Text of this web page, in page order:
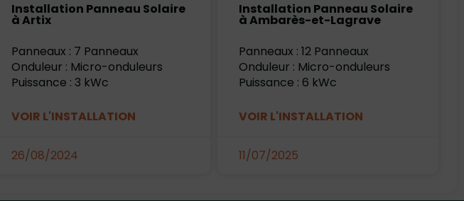
Installation Panneau Solaire
à Artix
Panneaux : 7 Panneaux
Onduleur : Micro-onduleurs
Puissance : 3 kWc
VOIR L'INSTALLATION
26/08/2024
Installation Panneau Solaire
à Ambarès-et-Lagrave
Panneaux : 12 Panneaux
Onduleur : Micro-onduleurs
Puissance : 6 kWc
VOIR L'INSTALLATION
11/07/2025